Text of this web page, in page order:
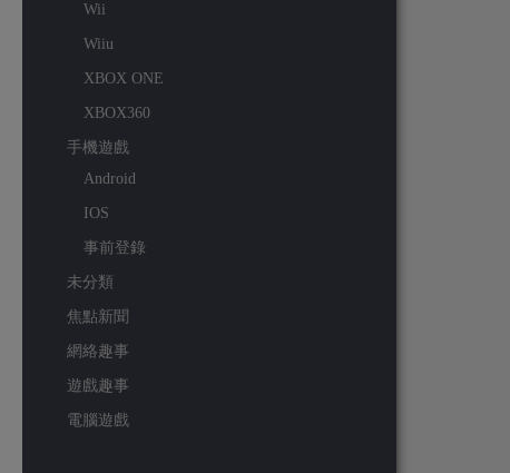
Wii
Wiiu
XBOX ONE
XBOX360
手機遊戲
Android
IOS
事前登錄
未分類
焦點新聞
網絡趣事
遊戲趣事
電腦遊戲